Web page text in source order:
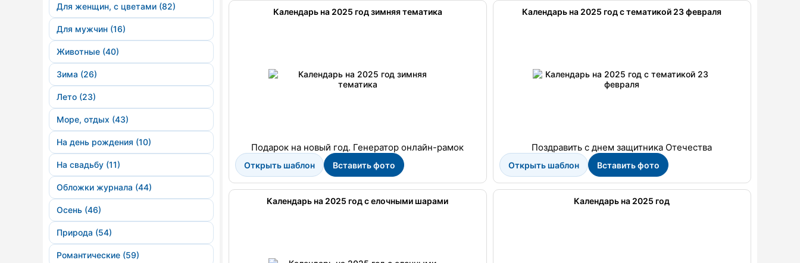
Для женщин, с цветами (82)
Для мужчин (16)
Животные (40)
Зима (26)
Лето (23)
Море, отдых (43)
На день рождения (10)
На свадьбу (11)
Обложки журнала (44)
Осень (46)
Природа (54)
Романтические (59)
Календарь на 2025 год зимняя тематика
Подарок на новый год. Генератор онлайн-рамок
Открыть шаблон Вставить фото
Календарь на 2025 год с тематикой 23 февраля
Поздравить с днем защитника Отечества
Открыть шаблон Вставить фото
Календарь на 2025 год с елочными шарами Календарь на 2025 год